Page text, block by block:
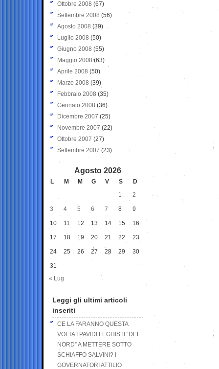
Ottobre 2008 (67)
Settembre 2008 (56)
Agosto 2008 (39)
Luglio 2008 (50)
Giugno 2008 (55)
Maggio 2008(63)
Aprile 2008 (50)
Marzo 2008 (39)
Febbraio 2008 (35)
Gennaio 2008 (36)
Dicembre 2007 (25)
Novembre 2007 (22)
Ottobre 2007 (27)
Settembre 2007 (23)
Agosto 2026
L M M G V S
D
1
2
3 4 5 6 7 8 9
10 11 12 13 14 15 16
17 18 19 20 21 22 23
24 25 26 27 28 29 30
31
« Lug
Leggi gli ultimi articoli
inseriti
CE LA FARANNO QUESTA
VOLTA I PAVIDI LEGHISTI “DEL
NORD” A METTERE SOTTO
SCHIAFFO SALVINI? I
GOVERNATORI ATTILIO